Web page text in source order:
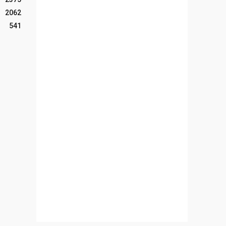
2062
541